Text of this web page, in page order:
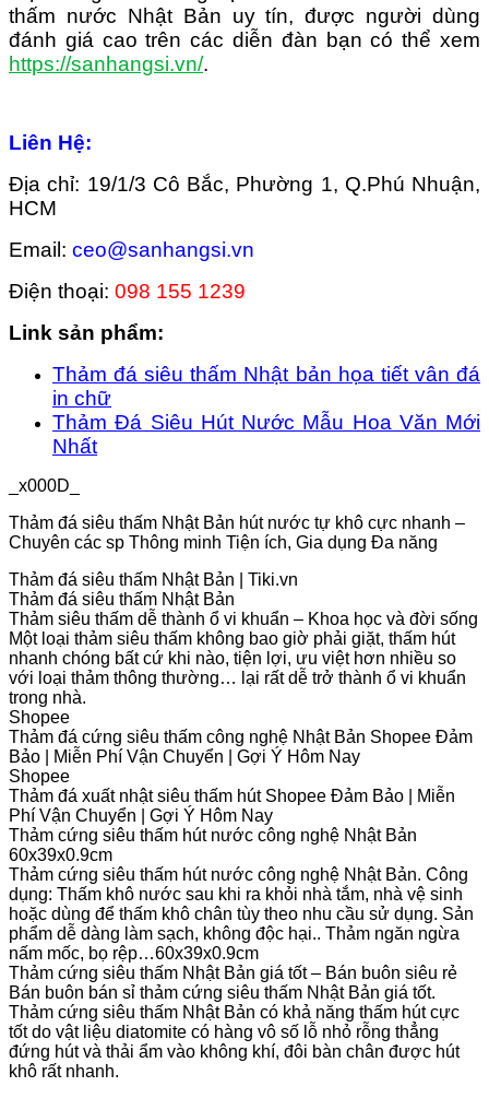
thấm nước Nhật Bản uy tín, được người dùng
đánh giá cao trên các diễn đàn bạn có thể xem
https://sanhangsi.vn/.
Liên Hệ:
Địa chỉ: 19/1/3 Cô Bắc, Phường 1, Q.Phú Nhuận,
HCM
Email: ceo@sanhangsi.vn
Điện thoại: 098 155 1239
Link sản phẩm:
Thảm đá siêu thấm Nhật bản họa tiết vân đá
in chữ
Thảm Đá Siêu Hút Nước Mẫu Hoa Văn Mới
Nhất
_x000D_
Thảm đá siêu thấm Nhật Bản hút nước tự khô cực nhanh –
Chuyên các sp Thông minh Tiện ích, Gia dụng Đa năng
Thảm đá siêu thấm Nhật Bản | Tiki.vn
Thảm đá siêu thấm Nhật Bản
Thảm siêu thấm dễ thành ổ vi khuẩn – Khoa học và đời sống
Một loại thảm siêu thấm không bao giờ phải giặt, thấm hút
nhanh chóng bất cứ khi nào, tiện lợi, ưu việt hơn nhiều so
với loại thảm thông thường… lại rất dễ trở thành ổ vi khuẩn
trong nhà.
Shopee
Thảm đá cứng siêu thấm công nghệ Nhật Bản Shopee Đảm
Bảo | Miễn Phí Vận Chuyển | Gợi Ý Hôm Nay
Shopee
Thảm đá xuất nhật siêu thấm hút Shopee Đảm Bảo | Miễn
Phí Vận Chuyển | Gợi Ý Hôm Nay
Thảm cứng siêu thấm hút nước công nghệ Nhật Bản
60x39x0.9cm
Thảm cứng siêu thấm hút nước công nghệ Nhật Bản. Công
dụng: Thấm khô nước sau khi ra khỏi nhà tắm, nhà vệ sinh
hoặc dùng để thấm khô chân tùy theo nhu cầu sử dụng. Sản
phẩm dễ dàng làm sạch, không độc hại.. Thảm ngăn ngừa
nấm mốc, bọ rệp…60x39x0.9cm
Thảm cứng siêu thấm Nhật Bản giá tốt – Bán buôn siêu rẻ
Bán buôn bán sỉ thảm cứng siêu thấm Nhật Bản giá tốt.
Thảm cứng siêu thấm Nhật Bản có khả năng thấm hút cực
tốt do vật liệu diatomite có hàng vô số lỗ nhỏ rỗng thẳng
đứng hút và thải ẩm vào không khí, đôi bàn chân được hút
khô rất nhanh.